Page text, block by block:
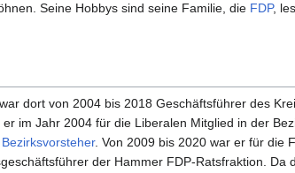
Seine Hobbys sind seine Familie, die FDP,
dort von 2004 bis 2018 Geschäftsführer des
im Jahr 2004 für die Liberalen Mitglied in der
Bezirksvorsteher. Von 2009 bis 2020 war er für die
der Hammer FDP-Ratsfraktion. Da